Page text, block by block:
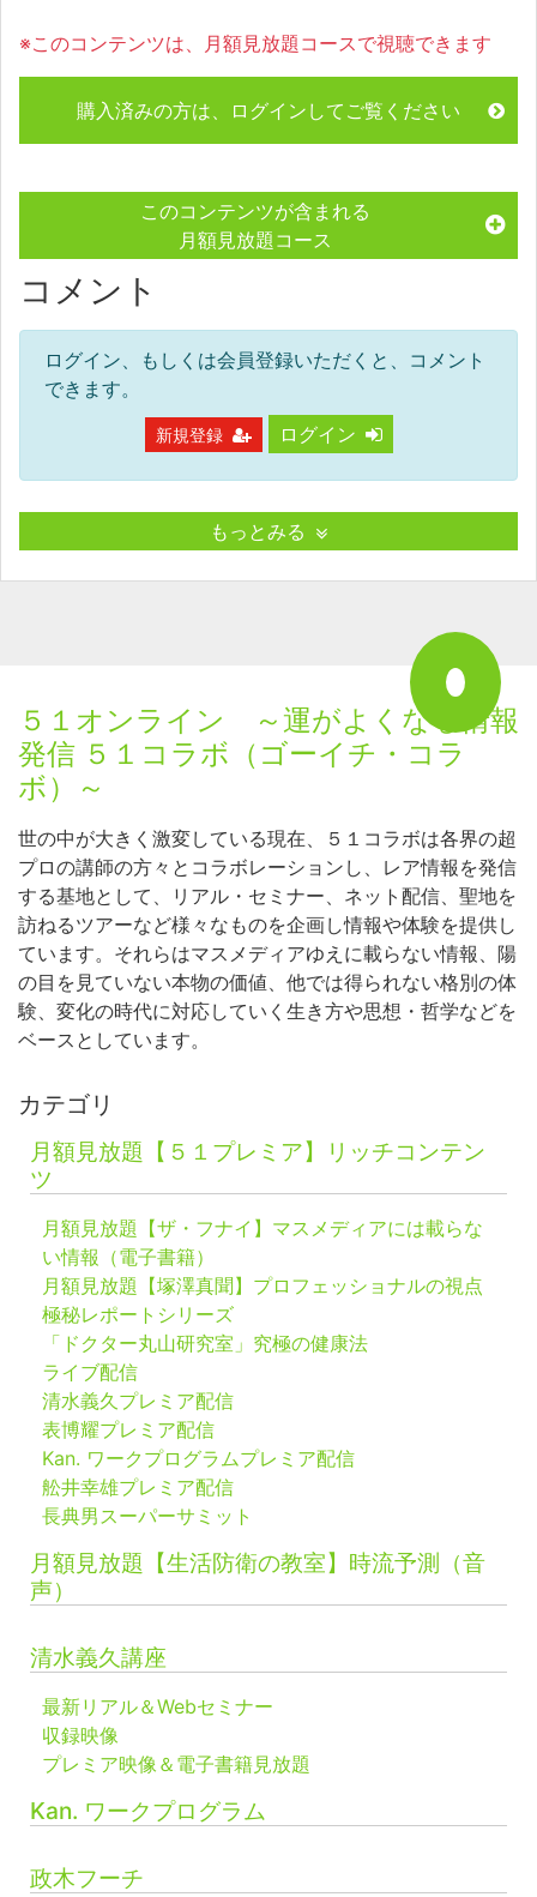
※このコンテンツは、月額見放題コースで視聴できます
購入済みの方は、ログインしてご覧ください
このコンテンツが含まれる
月額見放題コース
コメント
ログイン、もしくは会員登録いただくと、コメント
できます。
新規登録 ログイン
もっとみる
５１オンライン ～運がよくなる情報
発信 ５１コラボ（ゴーイチ・コラ
ボ）～
世の中が大きく激変している現在、５１コラボは各界の超
プロの講師の方々とコラボレーションし、レア情報を発信
する基地として、リアル・セミナー、ネット配信、聖地を
訪ねるツアーなど様々なものを企画し情報や体験を提供し
ています。それらはマスメディアゆえに載らない情報、陽
の目を見ていない本物の価値、他では得られない格別の体
験、変化の時代に対応していく生き方や思想・哲学などを
ベースとしています。
カテゴリ
月額見放題【５１プレミア】リッチコンテン
ツ
月額見放題【ザ・フナイ】マスメディアには載らな
い情報（電子書籍）
月額見放題【塚澤真聞】プロフェッショナルの視点
極秘レポートシリーズ
「ドクター丸山研究室」究極の健康法
ライブ配信
清水義久プレミア配信
表博耀プレミア配信
Kan. ワークプログラムプレミア配信
舩井幸雄プレミア配信
長典男スーパーサミット
月額見放題【生活防衛の教室】時流予測（音
声）
清水義久講座
最新リアル＆Webセミナー
収録映像
プレミア映像＆電子書籍見放題
Kan. ワークプログラム
政木フーチ